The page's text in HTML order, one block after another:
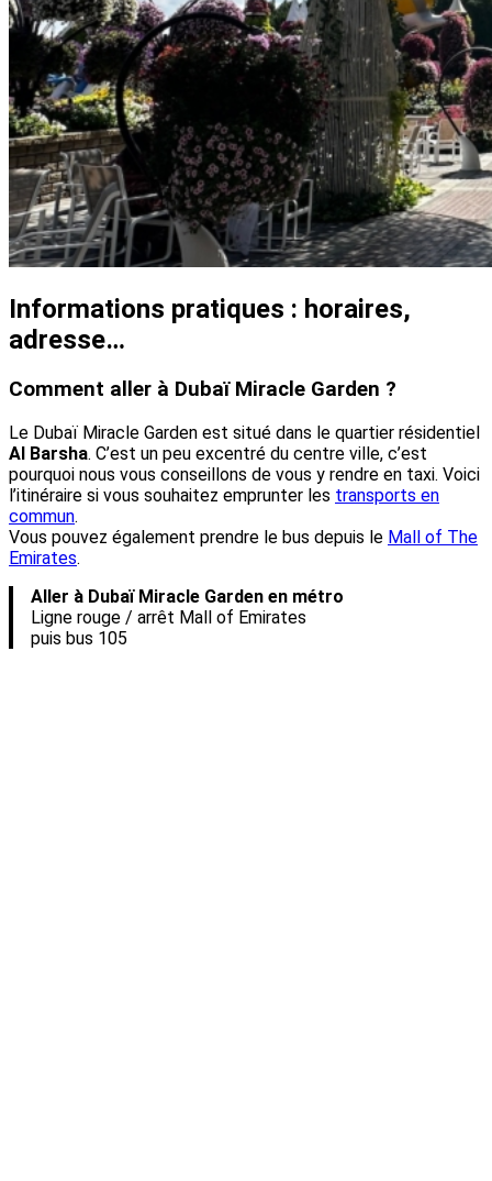
Informations pratiques : horaires,
adresse…
Comment aller à Dubaï Miracle Garden ?
Le Dubaï Miracle Garden est situé dans le quartier résidentiel
Al Barsha. C’est un peu excentré du centre ville, c’est
pourquoi nous vous conseillons de vous y rendre en taxi. Voici
l’itinéraire si vous souhaitez emprunter les transports en
commun.
Vous pouvez également prendre le bus depuis le Mall of The
Emirates.
Aller à Dubaï Miracle Garden en métro
Ligne rouge / arrêt Mall of Emirates
puis bus 105